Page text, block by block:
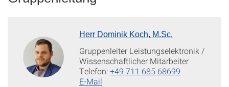
Herr Dominik Koch, M.Sc.
Gruppenleiter Leistungselektronik /
Wissenschaftlicher Mitarbeiter
Telefon:+49 711 685 68699
E-Mail